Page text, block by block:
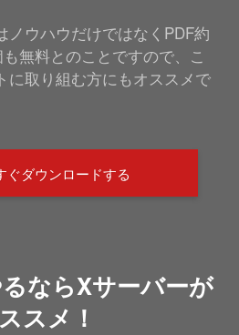
ノウハウだけではなくPDF約
無料とのことですので、こ
に取り組む方にもオススメで
ぐダウンロードする
ならXサーバーが
スメ！